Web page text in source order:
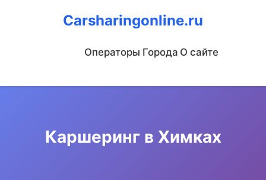
Carsharingonline.ru
Операторы Города О сайте
Каршеринг в Химках